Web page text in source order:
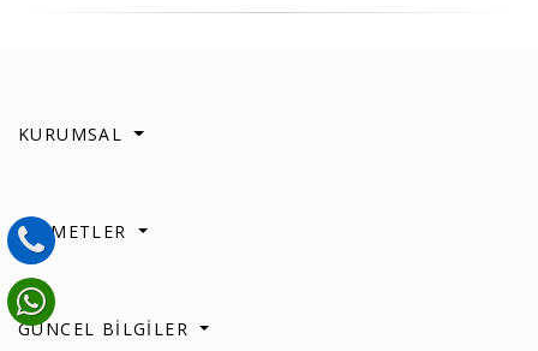
KURUMSAL
HİZMETLER
GÜNCEL BİLGİLER